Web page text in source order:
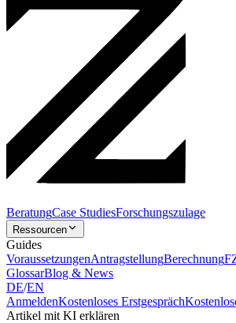
BeratungCase StudiesForschungszulage
Ressourcen
Guides
VoraussetzungenAntragstellungBerechnung
GlossarBlog & News
DE/EN
AnmeldenKostenloses Erstgespräch
Artikel mit KI erklären